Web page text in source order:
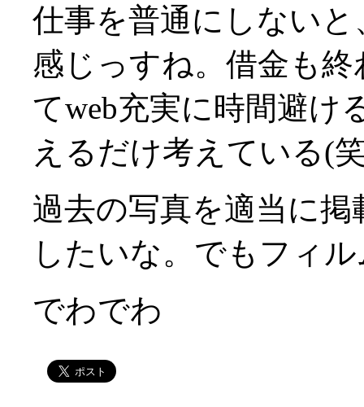
仕事を普通にしない
感じっすね。借金も
てweb充実に時間避け
えるだけ考えている(
過去の写真を適当に
したいな。でもフィ
でわでわ